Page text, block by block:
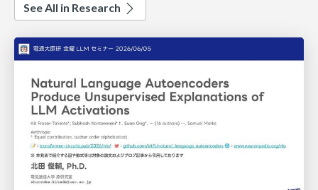
See All in Research